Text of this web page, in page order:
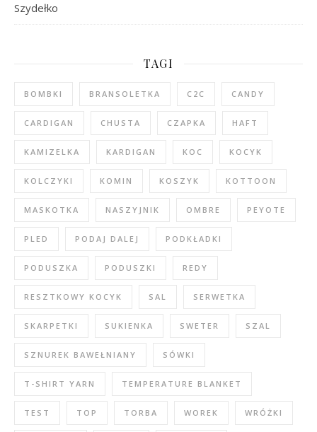
Szydełko
TAGI
BOMBKI BRANSOLETKA C2C CANDY
CARDIGAN CHUSTA CZAPKA HAFT
KAMIZELKA KARDIGAN KOC KOCYK
KOLCZYKI KOMIN KOSZYK KOTTOON
MASKOTKA NASZYJNIK OMBRE PEYOTE
PLED PODAJ DALEJ PODKŁADKI
PODUSZKA PODUSZKI REDY
RESZTKOWY KOCYK SAL SERWETKA
SKARPETKI SUKIENKA SWETER SZAL
SZNUREK BAWEŁNIANY SÓWKI
T-SHIRT YARN TEMPERATURE BLANKET
TEST TOP TORBA WOREK WRÓŻKI